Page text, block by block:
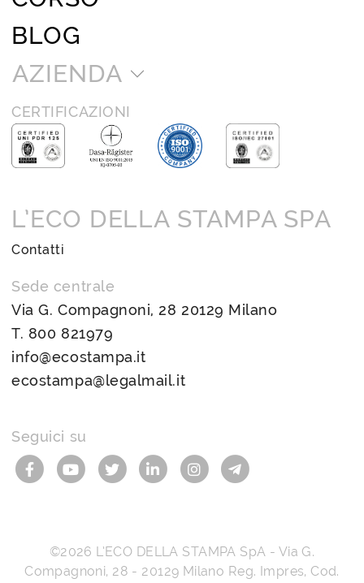
BLOG
AZIENDA
CERTIFICAZIONI
L’ECO DELLA STAMPA SPA
Contatti
Sede centrale
Via G. Compagnoni, 28 20129 Milano
T. 800 821979
info@ecostampa.it
ecostampa@legalmail.it
Seguici su
©2026 L’ECO DELLA STAMPA SpA - Via G.
Compagnoni, 28 - 20129 Milano Reg. Impres, Cod.